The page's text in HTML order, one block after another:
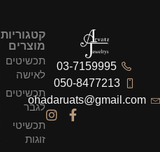
03-7159995
050-8477213
ohadaruats@gmail.com
קטגוריות
מוצרים
תכשיטים
לאישה
תכשיטים
לגבר
תכשיטי
זוגות